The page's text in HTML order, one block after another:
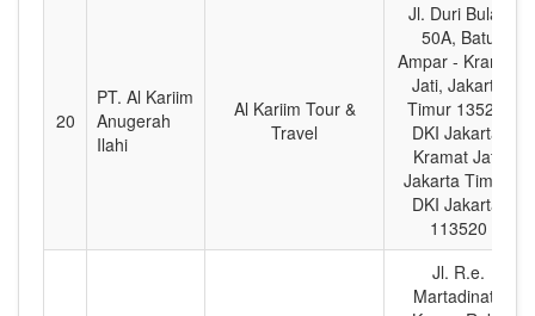
20
PT. Al Kariim
Anugerah
Ilahi
Al Kariim Tour &
Travel
Jl. Duri Bulan
50A, Batu
Ampar - Kramat
Jati, Jakarta
Timur 13520,
DKI Jakarta,
Kramat Jati,
Jakarta Timur,
DKI Jakarta,
113520
Jl. R.e.
Martadinata